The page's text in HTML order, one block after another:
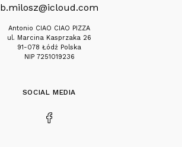
b.milosz@icloud.com
Antonio CIAO CIAO PIZZA
ul. Marcina Kasprzaka 26
91-078 Łódź Polska
NIP 7251019236
SOCIAL MEDIA